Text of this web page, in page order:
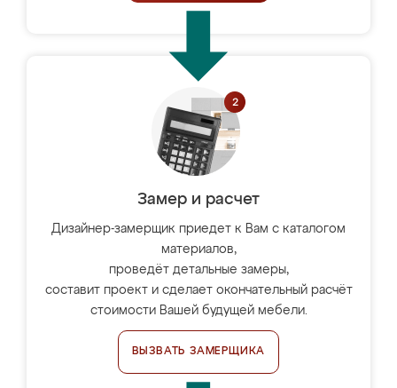
Замер и расчет
Дизайнер-замерщик приедет к Вам с каталогом
материалов,
проведёт детальные замеры,
составит проект и сделает окончательный расчёт
стоимости Вашей будущей мебели.
ВЫЗВАТЬ ЗАМЕРЩИКА